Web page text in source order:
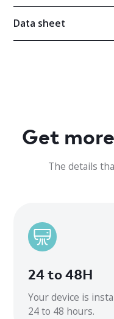
Data sheet
Réfrigérant
Circuit minimum AMP
Flux d’air intérieur
Get
The details
24 to 48H
Your device is
24 to 48 hours.